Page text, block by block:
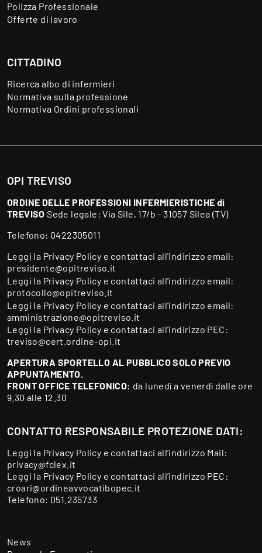
Polizza Professionale
Offerte di lavoro
CITTADINO
Ricerca albo di infermieri
Normativa sulla professione
Normativa Ordini professionali
OPI TREVISO
ORDINE DELLE PROFESSIONI INFERMIERISTICHE di
TREVISO Sede legale: Via Sile, 17/b - 31057 Silea (TV)
Telefono: 0422305011
Leggi la Privacy Policy e contattaci all'indirizzo email:
presidente@opitreviso.it
Leggi la Privacy Policy e contattaci all'indirizzo email:
protocollo@opitreviso.it
Leggi la Privacy Policy e contattaci all'indirizzo email:
amministrazione@opitreviso.it
Leggi la Privacy Policy e contattaci all'indirizzo PEC:
treviso@cert.ordine-opi.it
APERTURA SPORTELLO AL PUBBLICO SOLO PREVIO
APPUNTAMENTO.
FRONT OFFICE TELEFONICO: da lunedì a venerdì dalle ore
9.30 alle 12.30
CONTATTO RESPONSABILE PROTEZIONE DATI:
Leggi la Privacy Policy e contattaci all’indirizzo Mail:
privacy@fclex.it
Leggi la Privacy Policy e contattaci all’indirizzo PEC:
croari@ordineavvocatibopec.it
Telefono: 051.235733
News